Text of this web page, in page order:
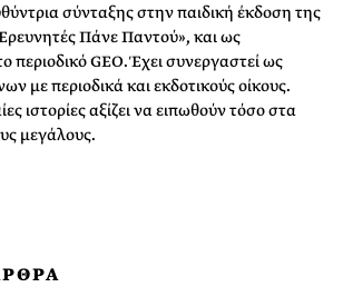
σύνταξης στην παιδική έκδοση της
Πάνε Παντού», και ως
περιοδικό GEO. Έχει συνεργαστεί ως
με περιοδικά και εκδοτικούς οίκους.
ιστορίες αξίζει να ειπωθούν τόσο στα
μεγάλους.